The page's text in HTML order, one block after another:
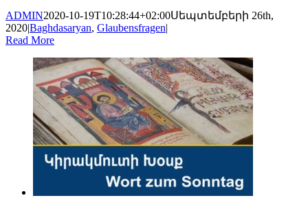
ADMIN2020-10-19T10:28:44+02:00Սեպտեմբերի 26th,
2020|Baghdasaryan, Glaubensfragen|
Read More